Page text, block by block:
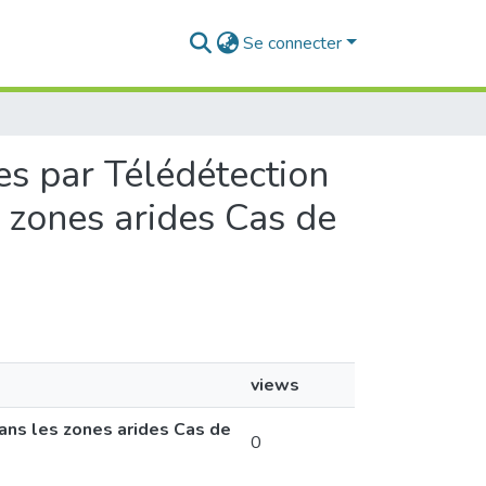
Se connecter
par Télédétection
arides Cas de
views
les zones arides Cas de
0